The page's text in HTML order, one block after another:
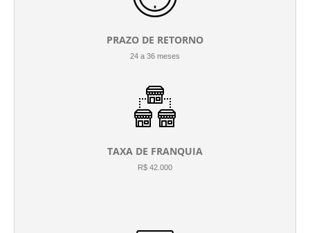
PRAZO DE RETORNO
24 a 36 meses
TAXA DE FRANQUIA
R$ 42.000